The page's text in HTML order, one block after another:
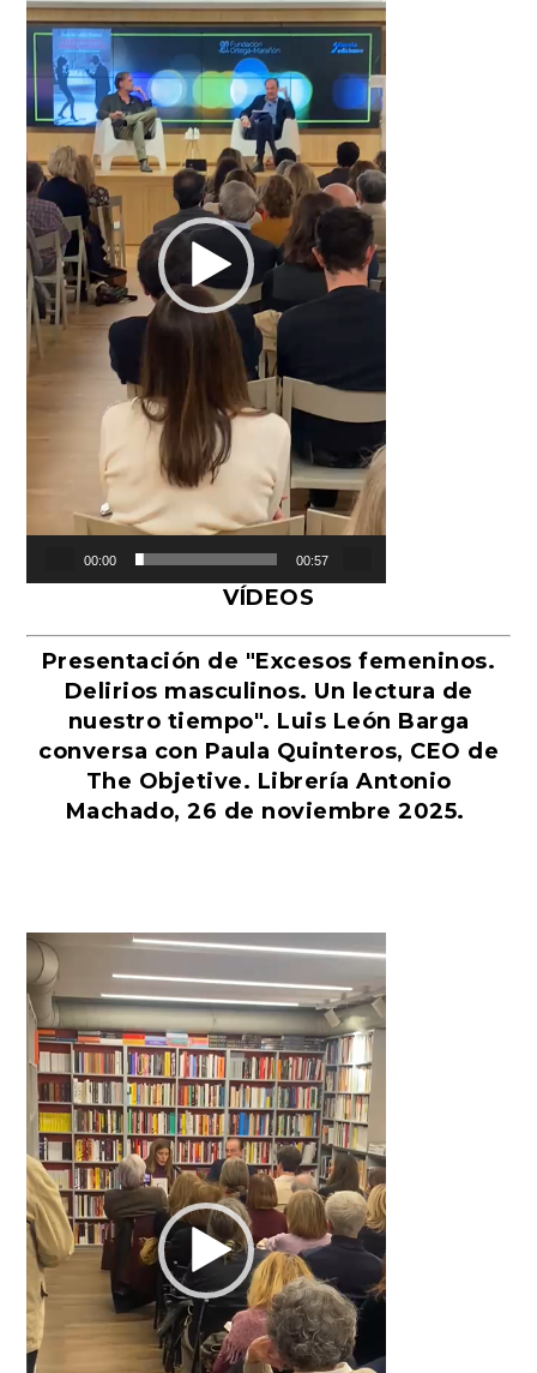
vídeo
00:00 00:57
VÍDEOS
Presentación de "Excesos femeninos.
Delirios masculinos. Un lectura de
nuestro tiempo". Luis León Barga
conversa con Paula Quinteros, CEO de
The Objetive. Librería Antonio
Machado, 26 de noviembre 2025.
Reproductor
de
vídeo